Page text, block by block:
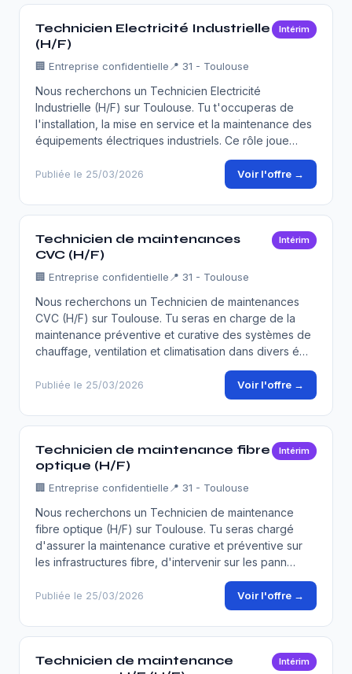
Technicien Electricité Industrielle
(H/F)
Intérim
🏢 Entreprise confidentielle 📍 31 - Toulouse
Nous recherchons un Technicien Electricité
Industrielle (H/F) sur Toulouse. Tu t'occuperas de
l'installation, la mise en service et la maintenance des
équipements électriques industriels. Ce rôle joue…
Publiée le 25/03/2026 Voir l'offre →
Technicien de maintenances
CVC (H/F)
Intérim
🏢 Entreprise confidentielle 📍 31 - Toulouse
Nous recherchons un Technicien de maintenances
CVC (H/F) sur Toulouse. Tu seras en charge de la
maintenance préventive et curative des systèmes de
chauffage, ventilation et climatisation dans divers é…
Publiée le 25/03/2026 Voir l'offre →
Technicien de maintenance fibre
optique (H/F)
Intérim
🏢 Entreprise confidentielle 📍 31 - Toulouse
Nous recherchons un Technicien de maintenance
fibre optique (H/F) sur Toulouse. Tu seras chargé
d'assurer la maintenance curative et préventive sur
les infrastructures fibre, d'intervenir sur les pann…
Publiée le 25/03/2026 Voir l'offre →
Technicien de maintenance
Intérim